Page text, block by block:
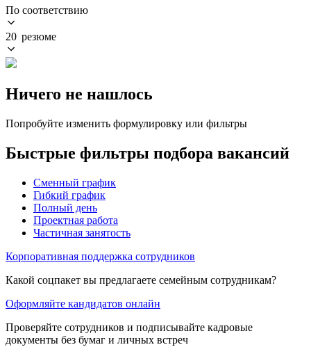
По соответствию
20 резюме
Ничего не нашлось
Попробуйте изменить формулировку или фильтры
Быстрые фильтры подбора вакансий
Сменный график
Гибкий график
Полный день
Проектная работа
Частичная занятость
Корпоративная поддержка сотрудников
Какой соцпакет вы предлагаете семейным сотрудникам?
Оформляйте кандидатов онлайн
Проверяйте сотрудников и подписывайте кадровые
документы без бумаг и личных встреч